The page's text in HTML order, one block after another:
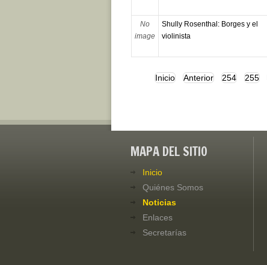
No
image
Shully Rosenthal: Borges y el
violinista
Inicio Anterior 254 255
MAPA DEL SITIO
Inicio
Quiénes Somos
Noticias
Enlaces
Secretarías